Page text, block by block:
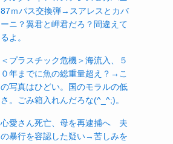
87ｍパス交換弾→スアレスとカバ
ーニ？翼君と岬君だろ？間違えて
るよ。
＜プラスチック危機＞海流入、５
０年までに魚の総重量超え？→こ
の写真はひどい。国のモラルの低
さ。ごみ箱入れんだろな(^_^;)。
心愛さん死亡、母を再逮捕へ 夫
の暴行を容認した疑い→苦しみを